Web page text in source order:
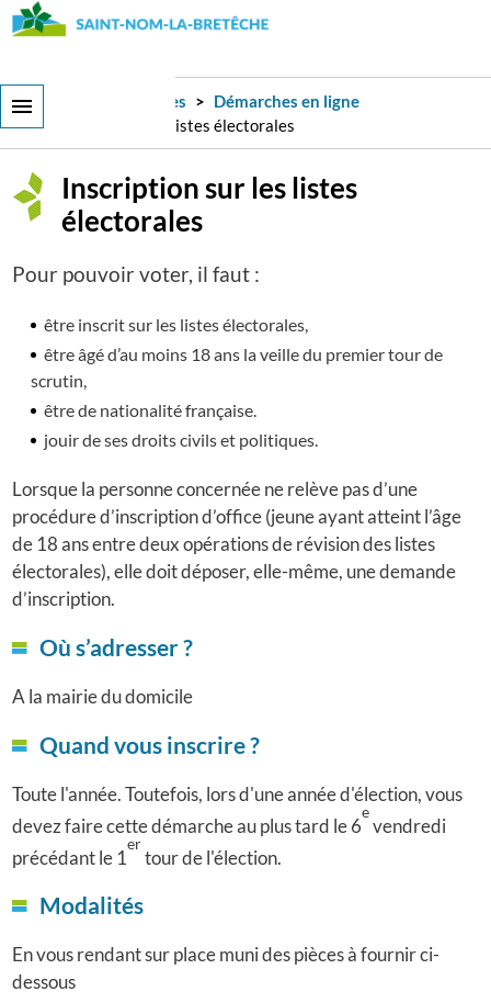
Aller
principal
Services et démarches
Démarches en ligne
Inscription sur les listes électorales
Inscription sur les listes
électorales
Pour pouvoir voter, il faut :
être inscrit sur les listes électorales,
être âgé d’au moins 18 ans la veille du premier tour de
scrutin,
être de nationalité française.
jouir de ses droits civils et politiques.
Lorsque la personne concernée ne relève pas d’une
procédure d’inscription d’office (jeune ayant atteint l’âge
de 18 ans entre deux opérations de révision des listes
électorales), elle doit déposer, elle-même, une demande
d’inscription.
Où s’adresser ?
A la mairie du domicile
Quand vous inscrire ?
Toute l'année. Toutefois, lors d'une année d'élection, vous
devez faire cette démarche au plus tard le 6
e
vendredi
précédant le 1
er
tour de l'élection.
Modalités
En vous rendant sur place muni des pièces à fournir ci-
dessous